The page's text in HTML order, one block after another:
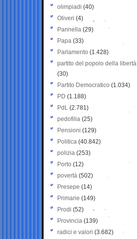
olimpiadi (40)
Oliveri (4)
Pannella (29)
Papa (33)
Parlamento (1.428)
partito del popolo della libertà
(30)
Partito Democratico (1.034)
PD (1.188)
PdL (2.781)
pedofilia (25)
Pensioni (129)
Politica (40.842)
polizia (253)
Porto (12)
povertà (502)
Presepe (14)
Primarie (149)
Prodi (52)
Provincia (139)
radici e valori (3.682)